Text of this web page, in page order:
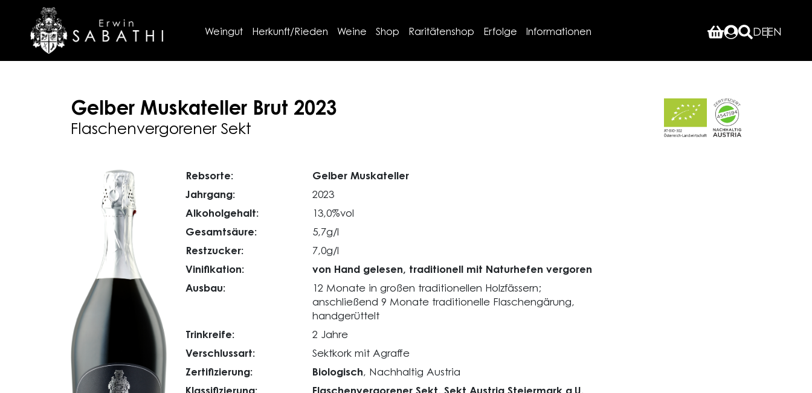
Weingut Herkunft/Rieden Weine Shop Raritätenshop Erfolge Informationen DEEN
Gelber Muskateller Brut 2023
Flaschenvergorener Sekt
Rebsorte:
Gelber Muskateller
Jahrgang:
2023
Alkoholgehalt:
13,0%vol
Gesamtsäure:
5,7g/l
Restzucker:
7,0g/l
Vinifikation:
von Hand gelesen, traditionell mit Naturhefen vergoren
Ausbau:
12 Monate in großen traditionellen Holzfässern;
anschließend 9 Monate traditionelle Flaschengärung,
handgerüttelt
Trinkreife:
2 Jahre
Verschlussart:
Sektkork mit Agraffe
Zertifizierung:
Biologisch, Nachhaltig Austria